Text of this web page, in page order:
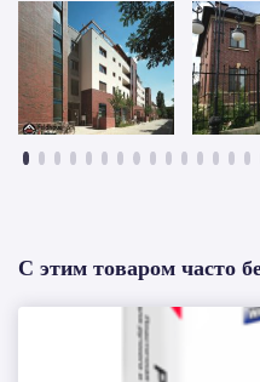
С этим товаром часто